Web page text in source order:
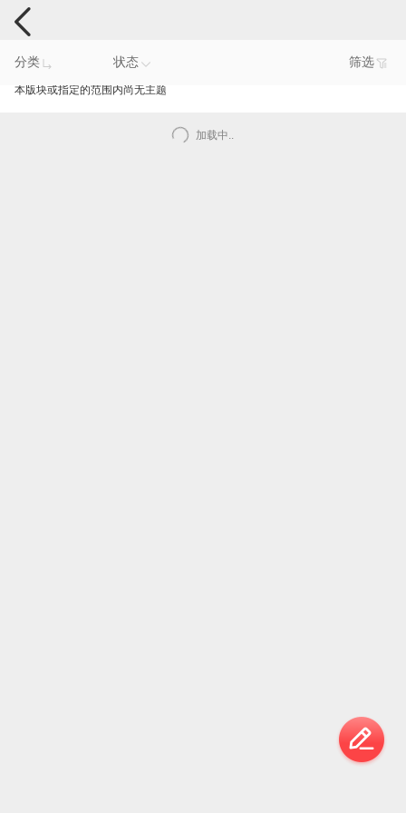
手机反馈
分类 状态 筛选
本版块或指定的范围内尚无主题
加载中..